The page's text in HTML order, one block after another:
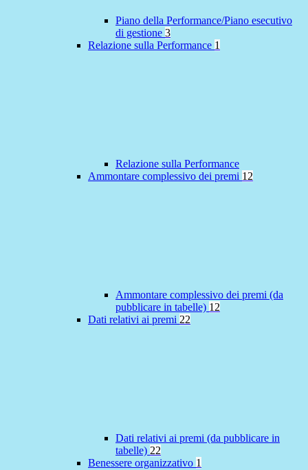
Piano della Performance/Piano esecutivo
di gestione 3
Relazione sulla Performance 1
Relazione sulla Performance
Ammontare complessivo dei premi 12
Ammontare complessivo dei premi (da
pubblicare in tabelle) 12
Dati relativi ai premi 22
Dati relativi ai premi (da pubblicare in
tabelle) 22
Benessere organizzativo 1